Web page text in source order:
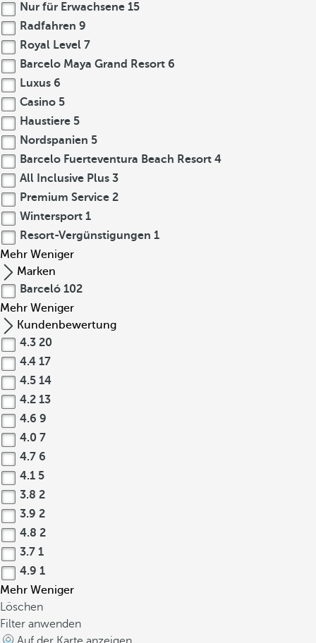
Nur für Erwachsene 15
Radfahren 9
Royal Level 7
Barcelo Maya Grand Resort 6
Luxus 6
Casino 5
Haustiere 5
Nordspanien 5
Barcelo Fuerteventura Beach Resort 4
All Inclusive Plus 3
Premium Service 2
Wintersport 1
Resort-Vergünstigungen 1
Mehr Weniger
Marken
Barceló 102
Mehr Weniger
Kundenbewertung
4.3 20
4.4 17
4.5 14
4.2 13
4.6 9
4.0 7
4.7 6
4.1 5
3.8 2
3.9 2
4.8 2
3.7 1
4.9 1
Mehr Weniger
Löschen
Filter anwenden